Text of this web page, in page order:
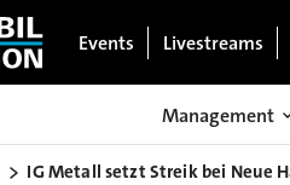
Events Livestreams
Management
IG Metall setzt Streik bei Neue